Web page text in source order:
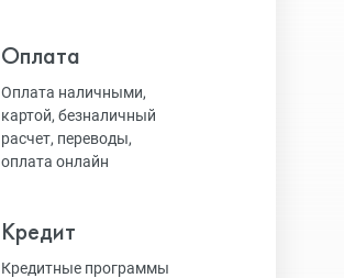
ЗУ и кабели
Игровые консоли
Ремешки для AW
Оплата
Оплата наличными,
картой, безналичный
расчет, переводы,
оплата онлайн
Кредит
Кредитные программы